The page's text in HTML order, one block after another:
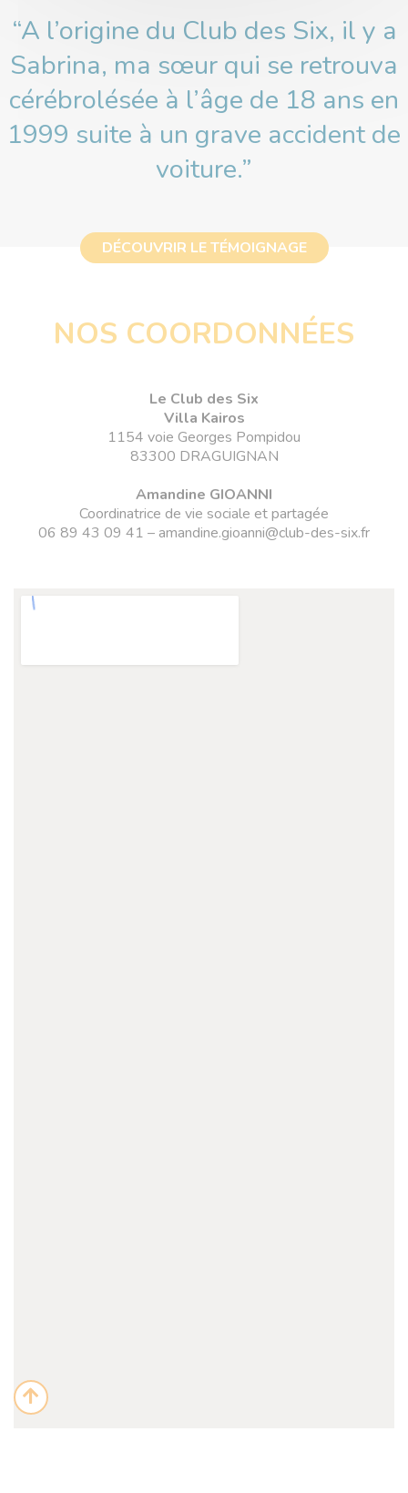
“A l’origine du Club des Six, il y a
Sabrina, ma sœur qui se retrouva
cérébrolésée à l’âge de 18 ans en
1999 suite à un grave accident de
voiture.”
DÉCOUVRIR LE TÉMOIGNAGE
NOS COORDONNÉES
Le Club des Six
Villa Kairos
1154 voie Georges Pompidou
83300 DRAGUIGNAN
Amandine GIOANNI
Coordinatrice de vie sociale et partagée
06 89 43 09 41 – amandine.gioanni@club-des-six.fr